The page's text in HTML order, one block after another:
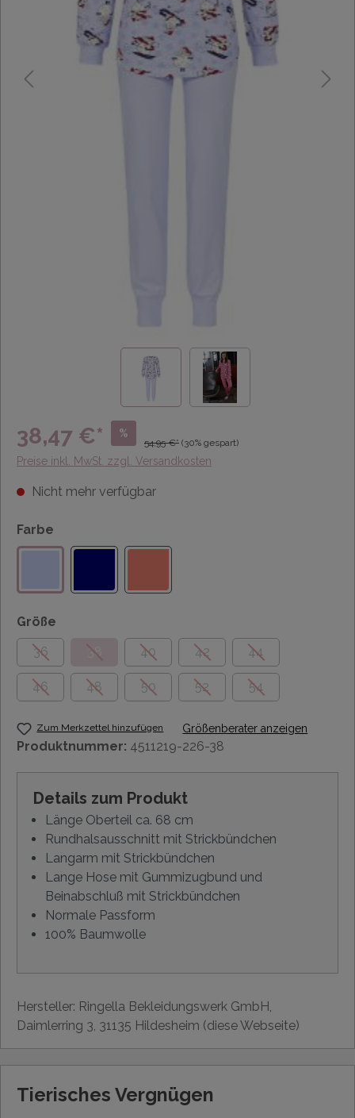
38,47 €* %
54,95 €* (30% gespart)
Preise inkl. MwSt. zzgl. Versandkosten
Nicht mehr verfügbar
Farbe
Größe
36
38 40 42 44
46 48 50 52 54
Zum Merkzettel hinzufügen Größenberater anzeigen
Produktnummer: 4511219-226-38
Details zum Produkt
Länge Oberteil ca. 68 cm
Rundhalsausschnitt mit Strickbündchen
Langarm mit Strickbündchen
Lange Hose mit Gummizugbund und
Beinabschluß mit Strickbündchen
Normale Passform
100% Baumwolle
Hersteller: Ringella Bekleidungswerk GmbH,
Daimlerring 3, 31135 Hildesheim (diese Webseite)
Tierisches Vergnügen